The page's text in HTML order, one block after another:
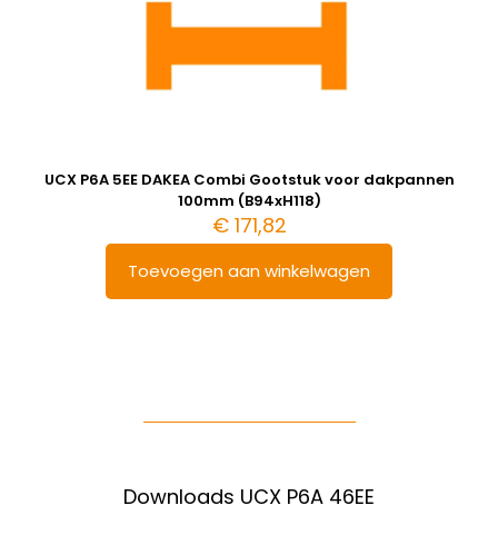
UCX P6A 5EE DAKEA Combi Gootstuk voor dakpannen
100mm (B94xH118)
€171,82
Toevoegen aan winkelwagen
Downloads UCX P6A 46EE